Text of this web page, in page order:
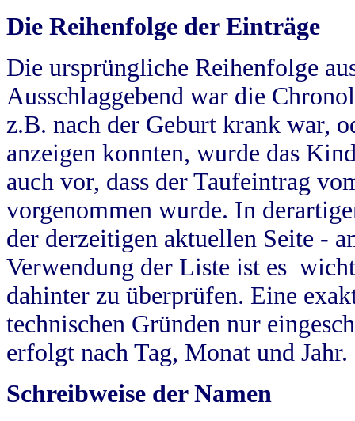
Die Reihenfolge der Einträge
Die ursprüngliche Reihenfolge
Ausschlaggebend war die
z.B. nach der Geburt krank war,
anzeigen konnten, wurde das
auch vor, dass der Taufeintrag
vorgenommen wurde. In
der derzeitigen aktuellen Seite -
Verwendung der Liste ist es
dahinter zu überprüfen. Eine
technischen Gründen nur
erfolgt nach Tag, Monat und Jahr.
Schreibweise der Namen